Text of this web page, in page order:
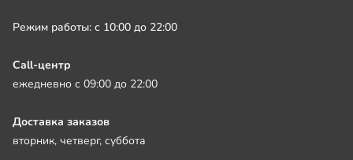
Режим работы: с 10:00 до 22:00
Call-центр
ежедневно с 09:00 до 22:00
Доставка заказов
вторник, четверг, суббота